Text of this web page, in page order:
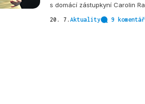
s domácí zástupkyní Carolin
20. 7. Aktuality 9